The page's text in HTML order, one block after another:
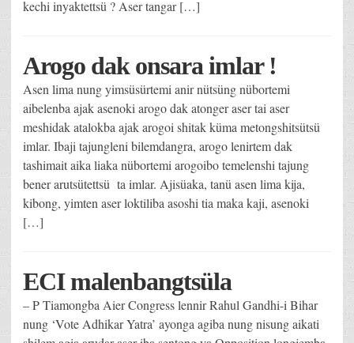
kechi inyaktettsü ? Aser tangar […]
Arogo dak onsara imlar !
Asen lima nung yimsüsürtemi anir nütsüng nübortemi
aibelenba ajak asenoki arogo dak atonger aser tai aser
meshidak atalokba ajak arogoi shitak küma metongshitsütsü
imlar. Ibaji tajungleni bilemdangra, arogo lenirtem dak
tashimait aika liaka nübortemi arogoibo temelenshi tajung
bener arutsütettsü ta imlar. Ajisüaka, tanü asen lima kija,
kibong, yimten aser loktiliba asoshi tia maka kaji, asenoki
[…]
ECI malenbangtsüla
– P Tiamongba Aier Congress lennir Rahul Gandhi-i Bihar
nung ‘Vote Adhikar Yatra’ ayonga agiba nung nisung aikati